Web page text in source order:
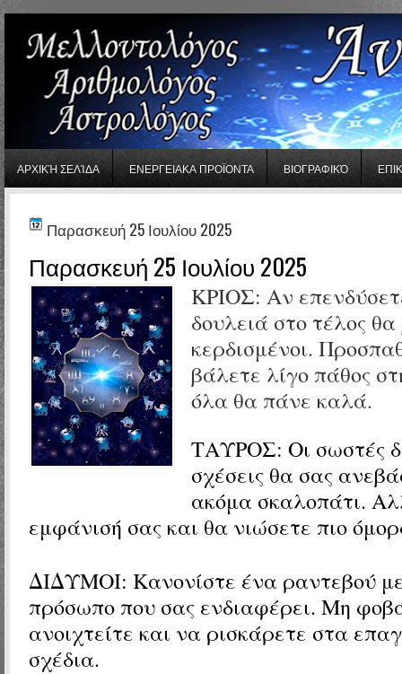
ΑΡΧΙΚΉ ΣΕΛΊΔΑ ΕΝΕΡΓΕΙΑΚΑ ΠΡΟΪΟΝΤΑ ΒΙΟΓΡΑΦΙΚΌ
Παρασκευή 25 Ιουλίου 2025
Παρασκευή 25 Ιουλίου 2025
ΚΡΙΟΣ: Αν
δουλειά στο τέλος θα
κερδισμένοι.
βάλετε λίγο πάθος
όλα θα πάνε καλά.
ΤΑΥΡΟΣ: Οι σωστές
σχέσεις θα σας
ακόμα σκαλοπάτι.
εμφάνισή σας και θα νιώσετε πιο
ΔΙΔΥΜΟΙ: Κανονίστε ένα ραντεβού
πρόσωπο που σας ενδιαφέρει. Μη
ανοιχτείτε και να ρισκάρετε στα
σχέδια.